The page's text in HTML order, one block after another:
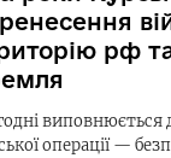
рф
виповнюється
операції —